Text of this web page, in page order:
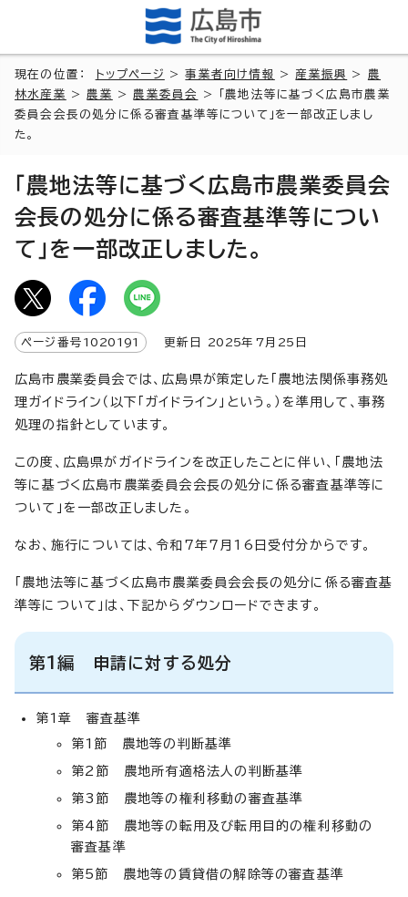
現在の位置： トップページ >事業者向け情報 > 産業振興 > 農
林水産業
> 農業 > 農業委員会
> 「農地法等に基づく広島市農業
委員会会長の処分に係る審査基準等について」を一部改正しまし
た。
「農地法等に基づく広島市農業委員会
会長の処分に係る審査基準等につい
て」を一部改正しました。
ページ番号 1020191 更新日 2025年7月 25 日
広島市農業委員会では、広島県が策定した「農地法関係事務処
理ガイドライン（以下「ガイドライン」という。）を準用して、事務
処理の指針としています。
この度、広島県がガイドラインを改正したことに伴い、「農地法
等に基づく広島市農業委員会会長の処分に係る審査基準等に
ついて」を一部改正しました。
なお、施行については、令和7年7月16日受付分からです。
「農地法等に基づく広島市農業委員会会長の処分に係る審査基
準等について」は、下記からダウンロードできます。
第1編 申請に対する処分
第1章 審査基準
第1節 農地等の判断基準
第2節 農地所有適格法人の判断基準
第3節 農地等の権利移動の審査基準
第4節 農地等の転用及び転用目的の権利移動の
審査基準
第5節 農地等の賃貸借の解除等の審査基準